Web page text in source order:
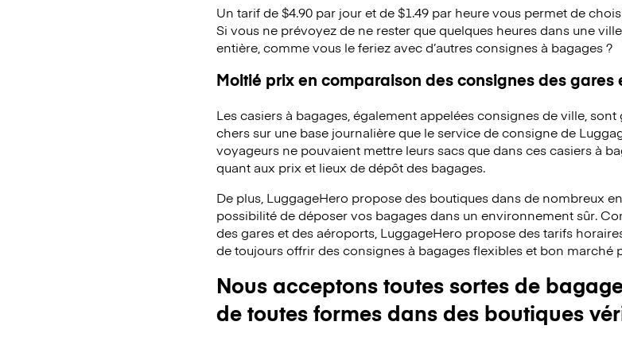
Un tarif de $4.90 par jour et de $1.49 par heure vous permet de
Si vous ne prévoyez de ne rester que quelques heures dans une
entière, comme vous le feriez avec d’autres consignes à bagages ?
Moitié prix en comparaison des consignes des gares
Les casiers à bagages, également appelées consignes de ville,
chers sur une base journalière que le service de consigne de
voyageurs ne pouvaient mettre leurs sacs que dans ces casiers à
quant aux prix et lieux de dépôt des bagages.
De plus, LuggageHero propose des boutiques dans de nombreux
possibilité de déposer vos bagages dans un environnement sûr.
des gares et des aéroports, LuggageHero propose des tarifs
de toujours offrir des consignes à bagages flexibles et bon marché
Nous acceptons toutes sortes de
de toutes formes dans des boutiques